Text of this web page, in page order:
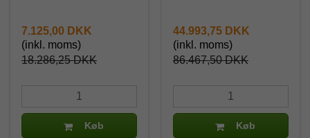
18.286,25 DKK
7.125,00 DKK
(inkl. moms)
Køb
86.467,50 DKK
44.993,75 DKK
(inkl. moms)
Køb